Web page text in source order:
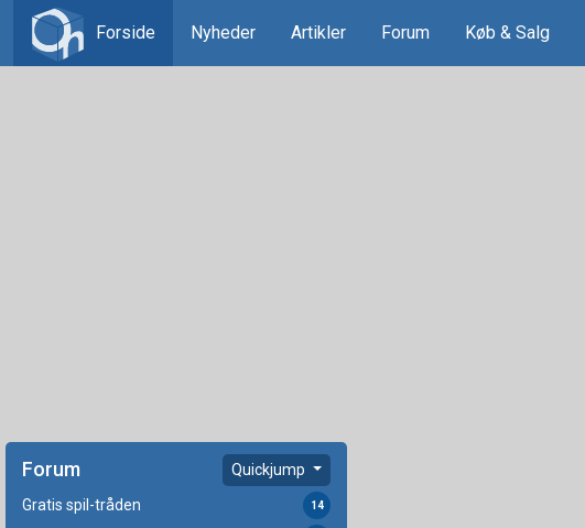
Forside Nyheder Artikler Forum Køb & Salg
Forum Quickjump
Gratis spil-tråden 14